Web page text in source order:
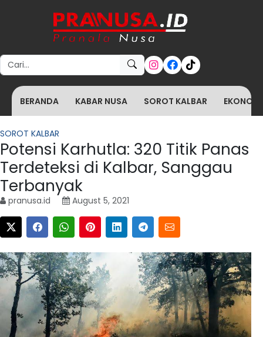
Search for:
BERANDA KABAR NUSA SOROT KALBAR
SOROT KALBAR
Potensi Karhutla: 320 Titik Panas
Terdeteksi di Kalbar, Sanggau
Terbanyak
pranusa.id August 5, 2021